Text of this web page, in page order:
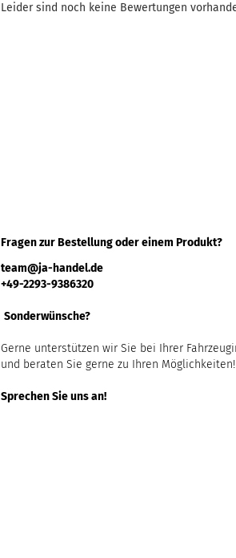
Leider sind noch keine Bewertungen
Fragen zur Bestellung oder einem Produkt?
team@ja-handel.de
+49-2293-9386320
Sonderwünsche?
Gerne unterstützen wir Sie bei Ihrer
und beraten Sie gerne zu Ihren Möglichkeiten!
Sprechen Sie uns an!